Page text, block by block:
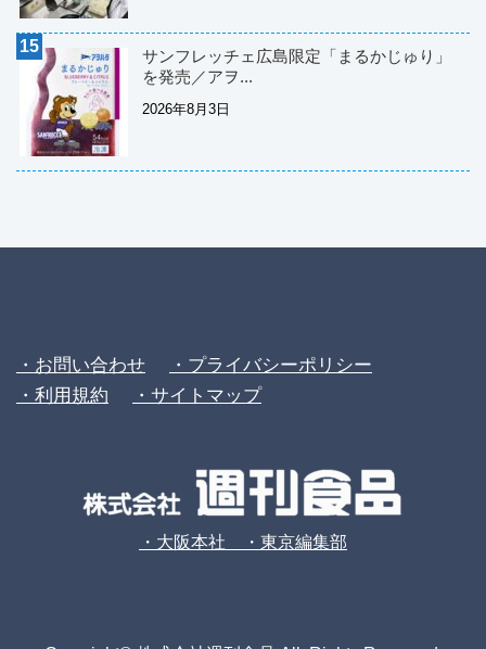
サンフレッチェ広島限定「まるかじゅり」
を発売／アヲ...
2026年8月3日
・お問い合わせ
・プライバシーポリシー
・利用規約
・サイトマップ
・大阪本社 ・東京編集部